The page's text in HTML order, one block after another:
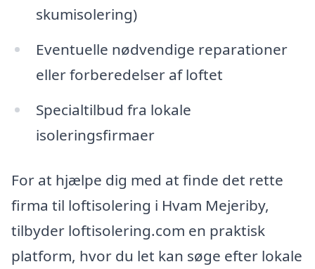
skumisolering)
Eventuelle nødvendige reparationer
eller forberedelser af loftet
Specialtilbud fra lokale
isoleringsfirmaer
For at hjælpe dig med at finde det rette
firma til loftisolering i Hvam Mejeriby,
tilbyder loftisolering.com en praktisk
platform, hvor du let kan søge efter lokale